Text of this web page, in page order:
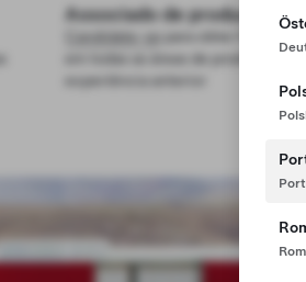
Associado de produção
Candidate-se
em todas as áreas de produção,
experiência anterior